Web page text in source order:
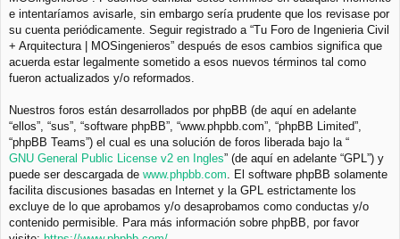
e intentaríamos avisarle, sin embargo sería prudente que los revisase por
su cuenta periódicamente. Seguir registrado a “Tu Foro de Ingenieria Civil
+ Arquitectura | MOSingenieros” después de esos cambios significa que
acuerda estar legalmente sometido a esos nuevos términos tal como
fueron actualizados y/o reformados.
Nuestros foros están desarrollados por phpBB (de aquí en adelante
“ellos”, “sus”, “software phpBB”, “www.phpbb.com”, “phpBB Limited”,
“phpBB Teams”) el cual es una solución de foros liberada bajo la “
GNU General Public License v2 en Ingles” (de aquí en adelante “GPL”) y
puede ser descargada de www.phpbb.com . El software phpBB solamente
facilita discusiones basadas en Internet y la GPL estrictamente los
excluye de lo que aprobamos y/o desaprobamos como conductas y/o
contenido permisible. Para más información sobre phpBB, por favor